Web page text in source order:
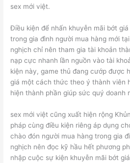
sex mới việt.
Điều kiện để nhấn khuyễn mãi bớt
trong gia đình người mua hàng mới
nghịch chỉ nên tham gia tài khoản
nạp cực nhanh lần nguồn vào tài
kiện này, game thủ đang cướp được
giá một cách thức theo ý thành viên
hiện thành phần giúp sức quý doanh
sex mới việt cũng xuất hiện rộng
pháp cùng điều kiện riêng áp dụng
chào đón người mua hàng trong gia
nghịch nên đọc kỹ hầu hết phương
nhập cuộc sự kiện khuyễn mãi bớt